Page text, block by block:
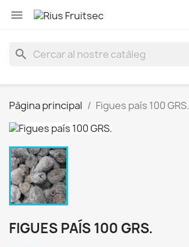

search
Pàgina principal Figues país 100 GRS.
FIGUES PAÍS 100 GRS.